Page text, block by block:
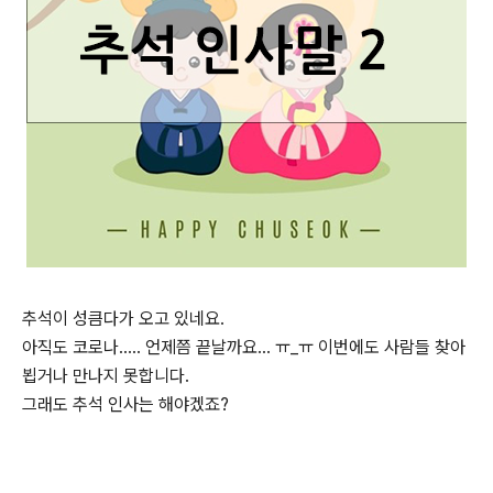
추석이 성큼다가 오고 있네요.
아직도 코로나..... 언제쯤 끝날까요... ㅠ_ㅠ 이번에도 사람들 찾아
뵙거나 만나지 못합니다.
그래도 추석 인사는 해야겠죠?